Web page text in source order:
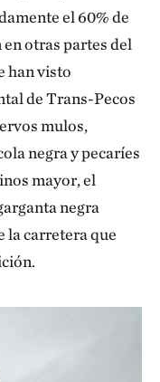
el 60% de
otras partes del
han visto
de Trans-Pecos
mulos,
negra y pecaríes
mayor, el
negra
la carretera que